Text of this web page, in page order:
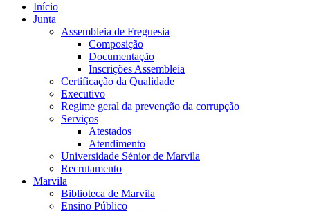
Início
Junta
Assembleia de Freguesia
Composição
Documentação
Inscrições Assembleia
Certificação da Qualidade
Executivo
Regime geral da prevenção da corrupção
Serviços
Atestados
Atendimento
Universidade Sénior de Marvila
Recrutamento
Marvila
Biblioteca de Marvila
Ensino Público